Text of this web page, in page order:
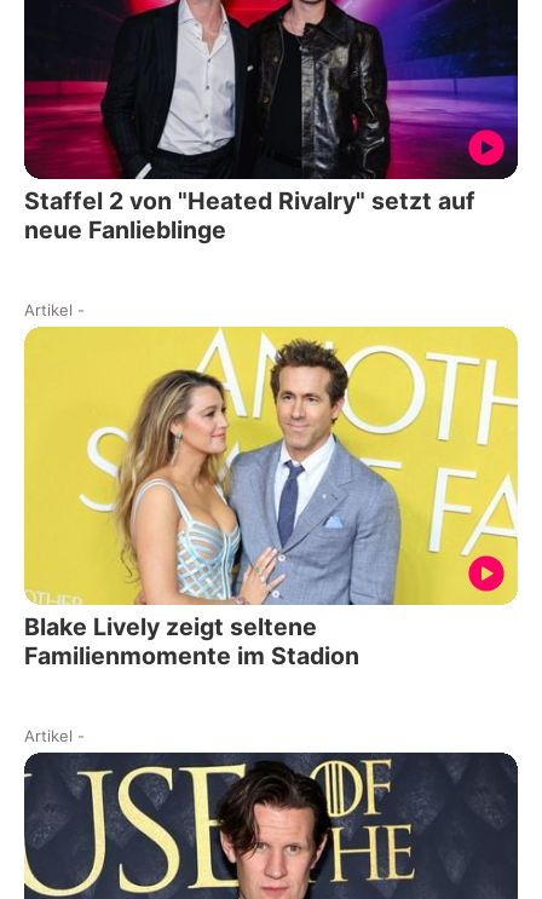
Staffel 2 von "Heated Rivalry" setzt auf
neue Fanlieblinge
Artikel -
Blake Lively zeigt seltene
Familienmomente im Stadion
Artikel -